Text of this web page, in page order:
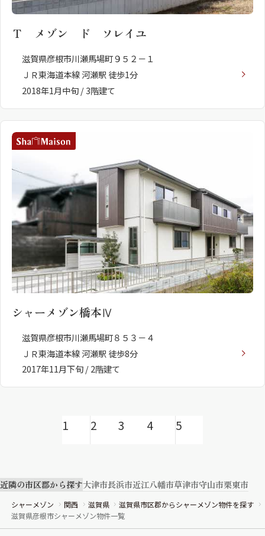
Ｔ メゾン ド ソレイユ
滋賀県彦根市川瀬馬場町９５２－１
ＪＲ東海道本線 河瀬駅 徒歩1分
2018年1月中旬 / 3階建て
シャーメゾン橋本Ⅳ
滋賀県彦根市川瀬馬場町８５３－４
ＪＲ東海道本線 河瀬駅 徒歩8分
2017年11月下旬 / 2階建て
1 2 3 4 5
近隣の市区郡から探す大津市長浜市近江八幡市草津市守山市栗東市
シャーメゾン 関西 滋賀県
滋賀県市区郡からシャーメゾン物件を探す
滋賀県彦根市シャーメゾン物件一覧